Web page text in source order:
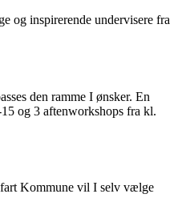
og inspirerende undervisere fra
den ramme I ønsker. En
og 3 aftenworkshops fra kl.
Kommune vil I selv vælge